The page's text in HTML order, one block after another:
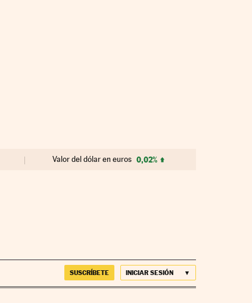
Valor del dólar en euros 0,02%
SUSCRÍBETE INICIAR SESIÓN